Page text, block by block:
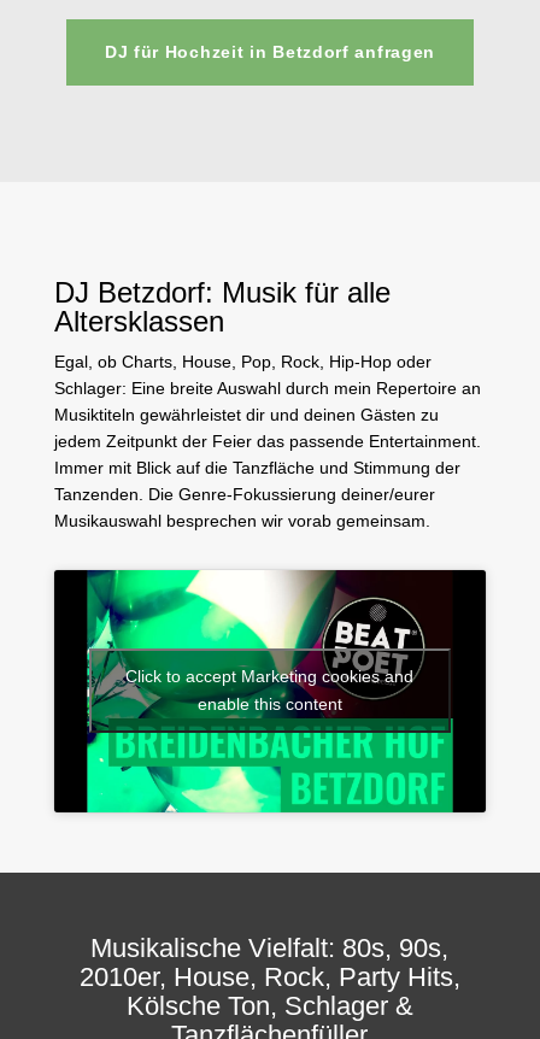
DJ für Hochzeit in Betzdorf anfragen
DJ Betzdorf: Musik für alle
Altersklassen
Egal, ob Charts, House, Pop, Rock, Hip-Hop oder
Schlager: Eine breite Auswahl durch mein Repertoire an
Musiktiteln gewährleistet dir und deinen Gästen zu
jedem Zeitpunkt der Feier das passende Entertainment.
Immer mit Blick auf die Tanzfläche und Stimmung der
Tanzenden. Die Genre-Fokussierung deiner/eurer
Musikauswahl besprechen wir vorab gemeinsam.
Click to accept Marketing cookies and
enable this content
Musikalische Vielfalt: 80s, 90s,
2010er, House, Rock, Party Hits,
Kölsche Ton, Schlager &